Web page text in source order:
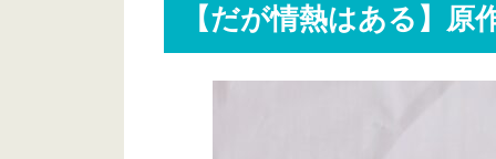
【だが情熱はある】原